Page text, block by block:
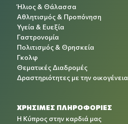
Ήλιος & Θάλασσα
Αθλητισμός & Προπόνηση
Υγεία & Ευεξία
Γαστρονομία
Πολιτισμός & Θρησκεία
Γκολφ
Θεματικές Διαδρομές
Δραστηριότητες με την οικογένεια
ΧΡΉΣΙΜΕΣ ΠΛΗΡΟΦΟΡΊΕΣ
Η Κύπρος στην καρδιά μας